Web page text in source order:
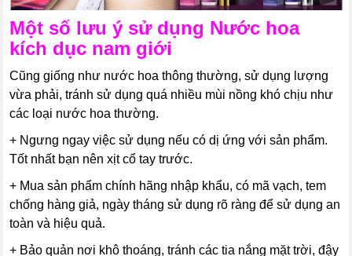
Một số lưu ý sử dụng Nước hoa
kích dục nam giới
Cũng giống như nước hoa thông thường, sử dụng lượng
vừa phải, tránh sử dụng quá nhiều mùi nồng khó chịu như
các loại nước hoa thường.
+ Ngưng ngay việc sử dụng nếu có dị ứng với sản phẩm.
Tốt nhất bạn nên xịt cổ tay trước.
+ Mua sản phẩm chính hãng nhập khẩu, có mã vạch, tem
chống hàng giả, ngày tháng sử dụng rõ ràng để sử dụng an
toàn và hiệu quả.
+ Bảo quản nơi khô thoáng, tránh các tia nắng mặt trời, đậy